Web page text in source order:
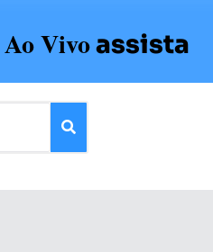
Ao Vivoassista